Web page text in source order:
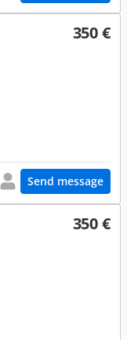
350 €
Send message
350 €